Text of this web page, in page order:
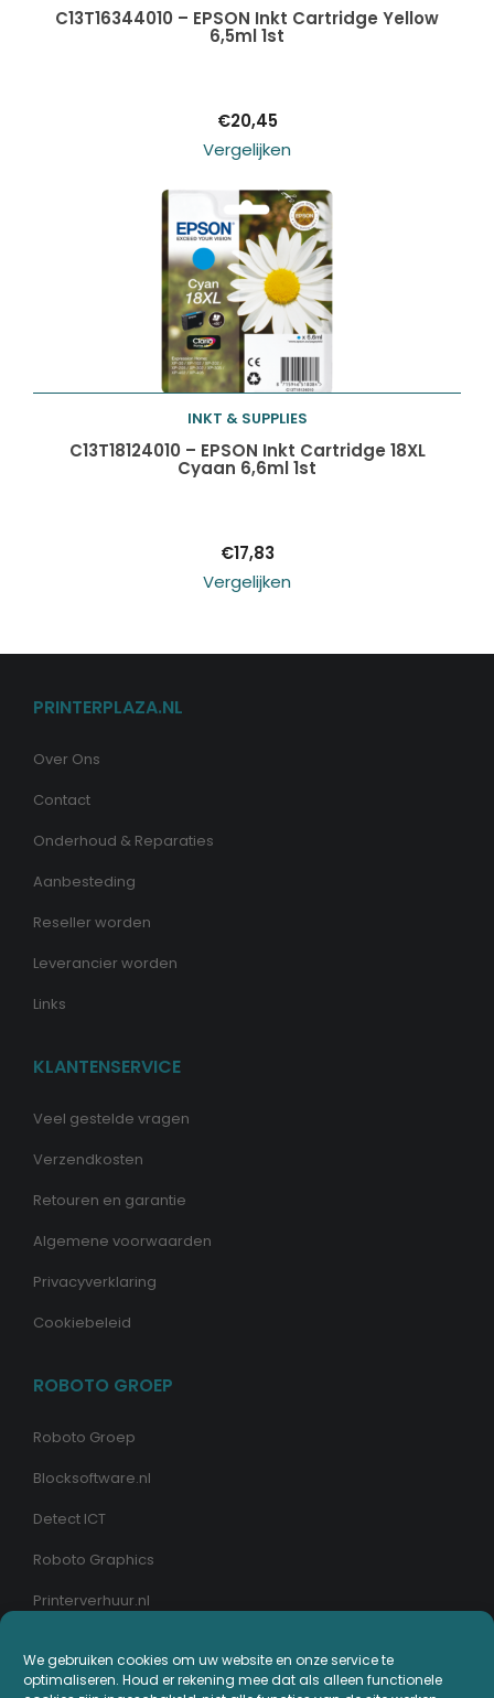
We gebruiken cookies om uw website en onze service te
optimaliseren. Houd er rekening mee dat als alleen functionele
Toevoegen aan
C13T16344010 – EPSON Inkt Cartridge Yellow
6,5ml 1st
€20,45
Vergelijken
Toevoegen aan
INKT & SUPPLIES
C13T18124010 – EPSON Inkt Cartridge 18XL
Cyaan 6,6ml 1st
€17,83
Vergelijken
PRINTERPLAZA.NL
Over Ons
Contact
Onderhoud & Reparaties
Aanbesteding
Reseller worden
Leverancier worden
Links
KLANTENSERVICE
Veel gestelde vragen
Verzendkosten
Retouren en garantie
Algemene voorwaarden
Privacyverklaring
Cookiebeleid
ROBOTO GROEP
Roboto Groep
Blocksoftware.nl
Detect ICT
Roboto Graphics
Printerverhuur.nl
MIJN PRINTERPLAZA.NL